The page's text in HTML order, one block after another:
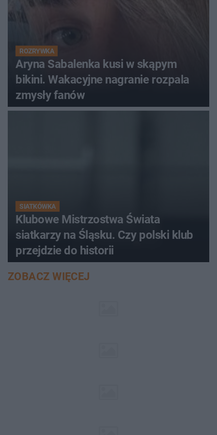
ROZRYWKA
Aryna Sabalenka kusi w skąpym
bikini. Wakacyjne nagranie rozpala
zmysły fanów
SIATKÓWKA
Klubowe Mistrzostwa Świata
siatkarzy na Śląsku. Czy polski klub
przejdzie do historii
ZOBACZ WIĘCEJ